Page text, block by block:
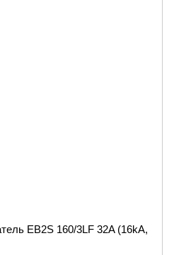
EB2S 160/3LF 32A (16kA,